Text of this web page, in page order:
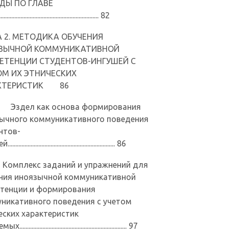
ПО ГЛАВЕ
82
2. МЕТОДИКА ОБУЧЕНИЯ
КОММУНИКАТИВНОЙ
СТУДЕНТОВ-ИНГУШЕЙ С
ИХ ЭТНИЧЕСКИХ
86
как основа формирования
коммуникативного поведения
86
заданий и упражнений для
иноязычной коммуникативной
и формирования
поведения с учетом
характеристик
97